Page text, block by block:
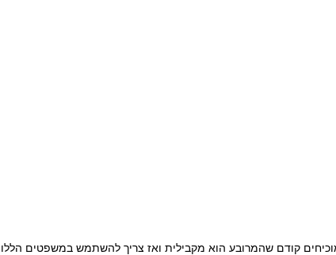
קודם שהמרובע הוא מקבילית ואז צריך להשתמש במשפטים הללו.